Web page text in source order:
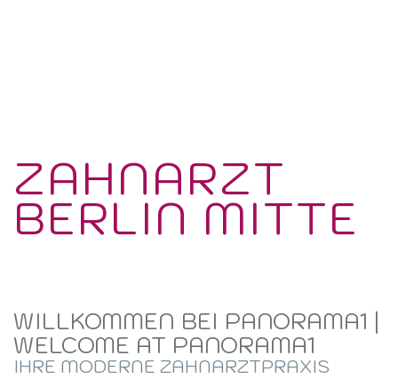
ZAHNARZT
BERLIN MITTE
WILLKOMMEN BEI PANORAMA1 |
WELCOME AT PANORAMA1
IHRE MODERNE ZAHNARZTPRAXIS